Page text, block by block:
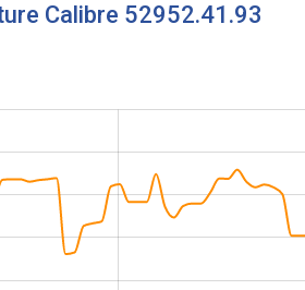
Calibre 52952.41.93